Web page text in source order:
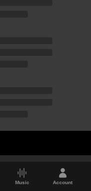
Music Account